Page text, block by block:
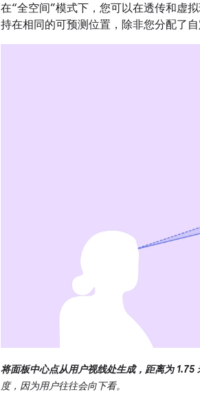
在“全空间”模式下，您可以在透传和虚
持在相同的可预测位置，除非您分配了自
将面板中心点从用户视线处生成，距离为 1.75
度，因为用户往往会向下看。